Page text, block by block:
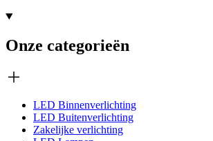
Onze categorieën
LED Binnenverlichting
LED Buitenverlichting
Zakelijke verlichting